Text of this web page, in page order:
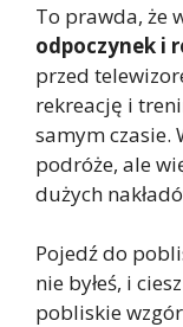
To prawda, że
odpoczynek i
przed
rekreację i
samym czasie.
podróże, ale
dużych
Pojedź do
nie byłeś, i
pobliskie